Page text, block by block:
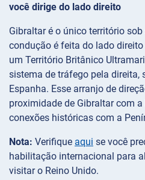
você dirige do lado direito
Gibraltar é o único território
condução é feita do lado
um Território Britânico
sistema de tráfego pela direita,
Espanha. Esse arranjo de
proximidade de Gibraltar com
conexões históricas com a
Nota: Verifique aqui se você
habilitação internacional para
visitar o Reino Unido.